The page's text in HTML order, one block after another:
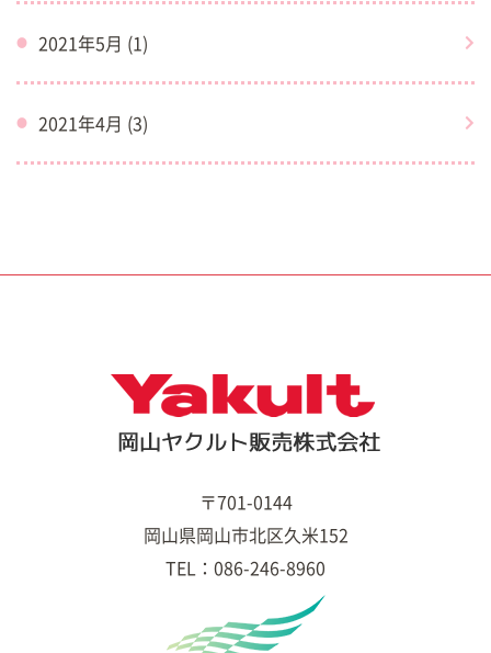
2021年5月 (1)
2021年4月 (3)
〒701-0144
岡山県岡山市北区久米152
TEL：086-246-8960